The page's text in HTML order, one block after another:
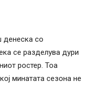
денеска со
се разделува дури
ростер. Тоа
минатата сезона не